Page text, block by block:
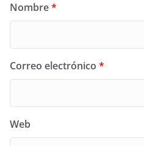
Nombre*
Correo electrónico *
Web